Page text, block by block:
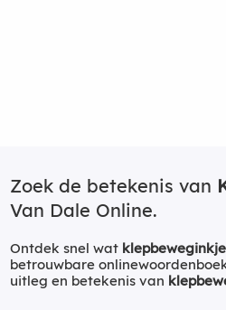
Zoek de betekenis van
Van Dale Online.
Ontdek snel wat klepbeweginkje
betrouwbare
uitleg en betekenis van